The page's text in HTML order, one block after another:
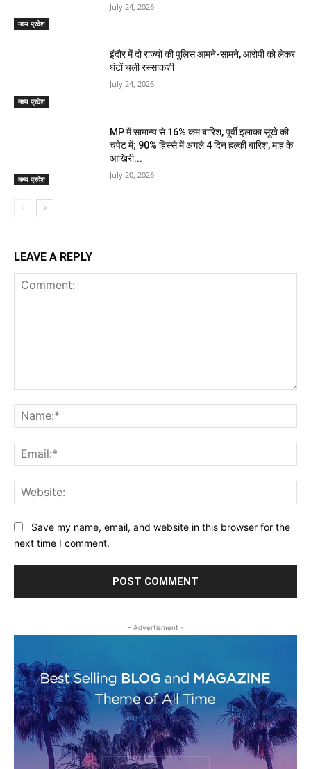
मध्य प्रदेश
July 24, 2026
मध्य प्रदेश
इंदौर में दो राज्यों की पुलिस आमने-सामने, आरोपी को लेकर
घंटों चली रस्साकशी
July 24, 2026
मध्य प्रदेश
MP में सामान्य से 16% कम बारिश, पूर्वी इलाका सूखे की
चपेट में; 90% हिस्से में अगले 4 दिन हल्की बारिश, माह के
आखिरी...
July 20, 2026
LEAVE A REPLY
Save my name, email, and website in this browser for the
next time I comment.
- Advertisment -